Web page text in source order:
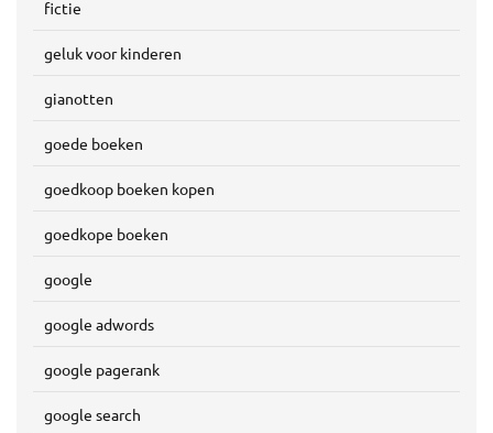
fictie
geluk voor kinderen
gianotten
goede boeken
goedkoop boeken kopen
goedkope boeken
google
google adwords
google pagerank
google search